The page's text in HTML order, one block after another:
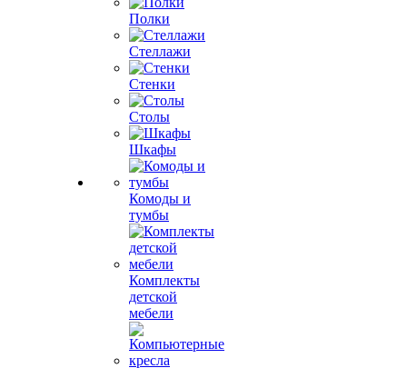
Полки
Стеллажи
Стенки
Столы
Шкафы
Комоды и
тумбы
Комплекты
детской
мебели